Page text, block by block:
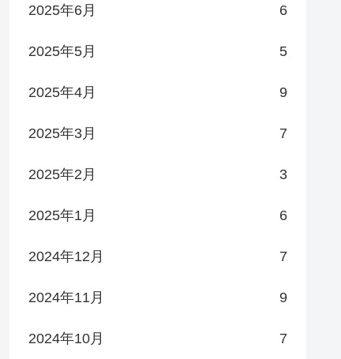
2025年6月 6
2025年5月 5
2025年4月 9
2025年3月 7
2025年2月 3
2025年1月 6
2024年12月 7
2024年11月 9
2024年10月 7